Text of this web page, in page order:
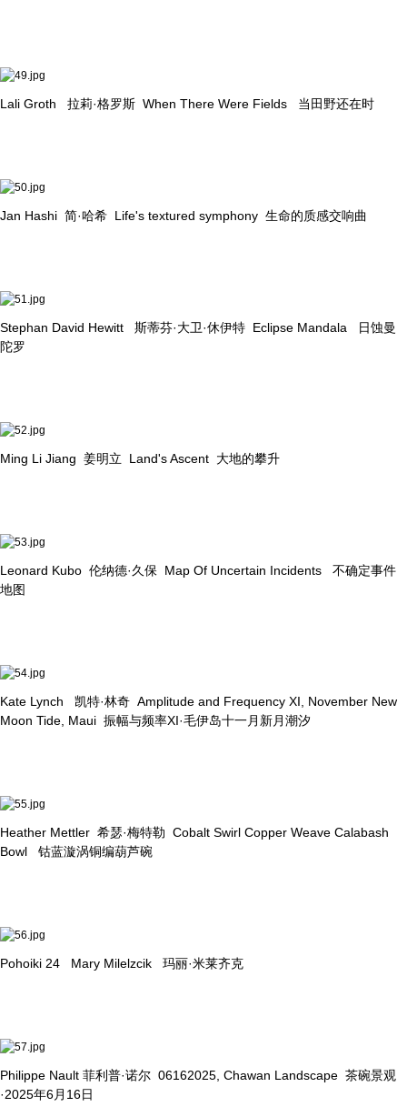
Lali Groth 拉莉·格罗斯 When There Were Fields 当田野还在时
Jan Hashi 简·哈希 Life's textured symphony 生命的质感交响曲
Stephan David Hewitt 斯蒂芬·大卫·休伊特 Eclipse Mandala 日蚀曼
陀罗
Ming Li Jiang 姜明立 Land's Ascent 大地的攀升
Leonard Kubo 伦纳德·久保 Map Of Uncertain Incidents 不确定事件
地图
Kate Lynch 凯特·林奇 Amplitude and Frequency XI, November New
Moon Tide, Maui 振幅与频率XI·毛伊岛十一月新月潮汐
Heather Mettler 希瑟·梅特勒 Cobalt Swirl Copper Weave Calabash
Bowl 钴蓝漩涡铜编葫芦碗
Pohoiki 24 Mary Milelzcik 玛丽·米莱齐克
Philippe Nault 菲利普·诺尔 06162025, Chawan Landscape 茶碗景观
·2025年6月16日